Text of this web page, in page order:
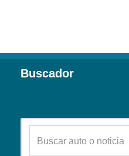
Buscador